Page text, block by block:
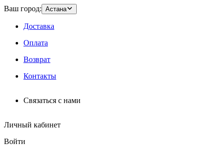
Ваш город: Астана
Доставка
Оплата
Возврат
Контакты
Связаться с нами
Личный кабинет
Войти